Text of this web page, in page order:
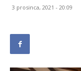
3 prosinca, 2021 - 20:09